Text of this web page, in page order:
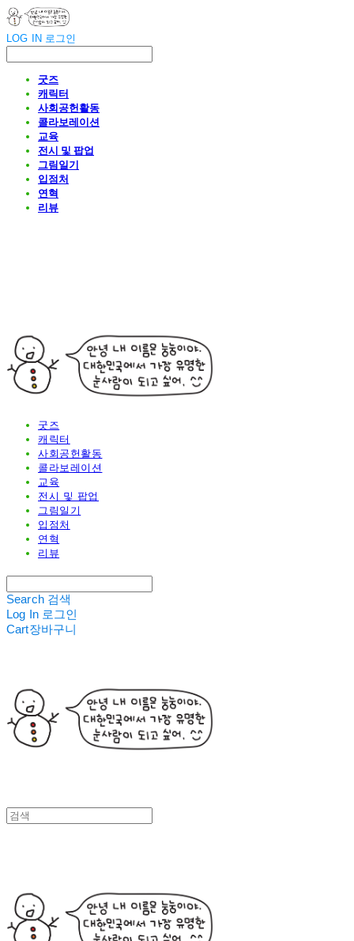
LOG IN 로그인
굿즈
캐릭터
사회공헌활동
콜라보레이션
교육
전시 및 팝업
그림일기
입점처
연혁
리뷰
굿즈
캐릭터
사회공헌활동
콜라보레이션
교육
전시 및 팝업
그림일기
입점처
연혁
리뷰
Search 검색
Log In 로그인
Cart장바구니